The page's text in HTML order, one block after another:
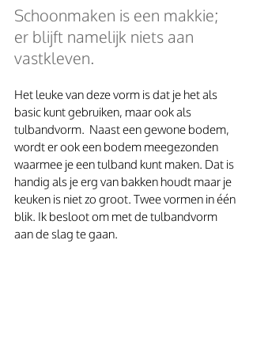
Schoonmaken is een makkie;
er blijft namelijk niets aan
vastkleven.
Het leuke van deze vorm is dat je het als
basic kunt gebruiken, maar ook als
tulbandvorm.  Naast een gewone bodem,
wordt er ook een bodem meegezonden
waarmee je een tulband kunt maken. Dat is
handig als je erg van bakken houdt maar je
keuken is niet zo groot. Twee vormen in één
blik. Ik besloot om met de tulbandvorm
aan de slag te gaan.